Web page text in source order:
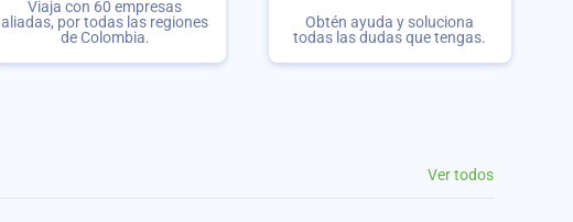
Viaja con 60 empresas
aliadas, por todas las regiones
de Colombia.
Obtén ayuda y soluciona
todas las dudas que tengas.
Ver todos